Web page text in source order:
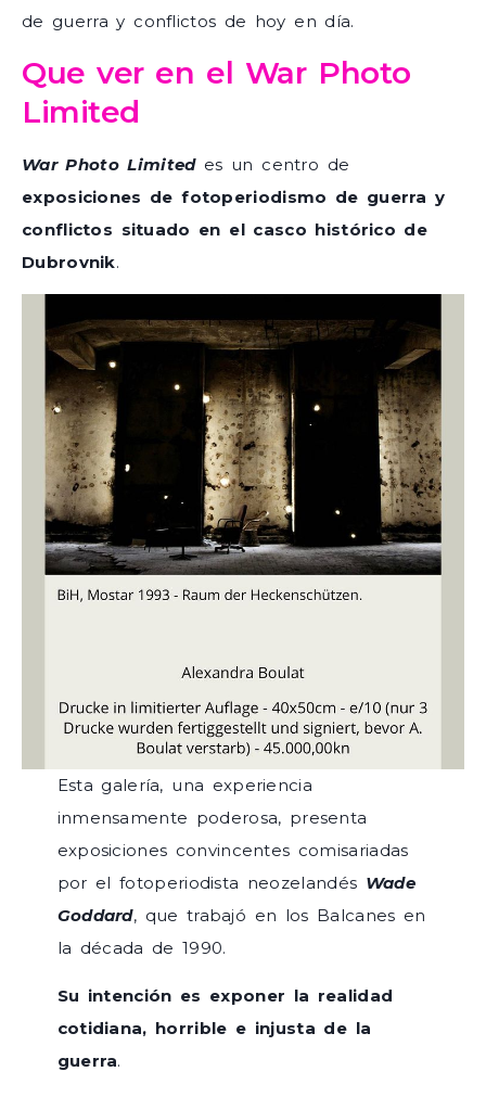
de guerra y conflictos de hoy en día.
Que ver en el War Photo
Limited
War Photo Limitedes un centro de
exposiciones de fotoperiodismo de guerra y
conflictos situado en el casco histórico de
Dubrovnik.
Esta galería, una experiencia
inmensamente poderosa, presenta
exposiciones convincentes comisariadas
por el fotoperiodista neozelandés Wade
Goddard, que trabajó en los Balcanes en
la década de 1990.
Su intención es exponer la realidad
cotidiana, horrible e injusta de la
guerra.